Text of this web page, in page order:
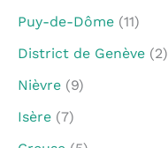
Puy-de-Dôme (11)
District de Genève (2)
Nièvre (9)
Isère (7)